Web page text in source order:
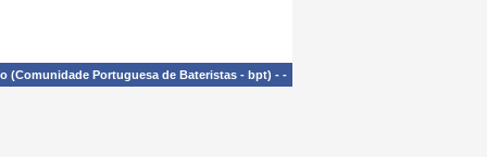
(Comunidade Portuguesa de Bateristas - bpt) - -